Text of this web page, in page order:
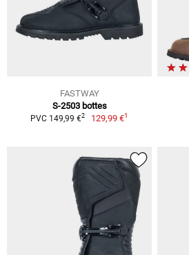
FASTWAY
S-2503 bottes
PVC 149,99 €2 129,99 €1